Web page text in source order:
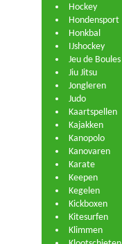
Hockey
Hondensport
Honkbal
IJshockey
Jeu de Boules
Jiu Jitsu
Jongleren
Judo
Kaartspellen
Kajakken
Kanopolo
Kanovaren
Karate
Keepen
Kegelen
Kickboxen
Kitesurfen
Klimmen